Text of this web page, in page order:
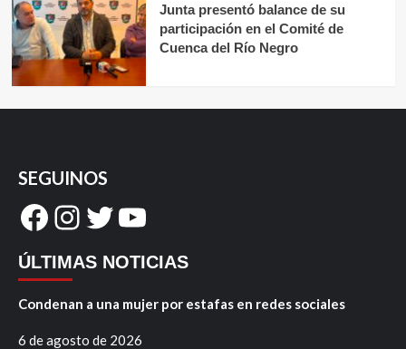
Junta presentó balance de su
participación en el Comité de
Cuenca del Río Negro
SEGUINOS
Facebook
Instagram
Twitter
YouTube
ÚLTIMAS NOTICIAS
Condenan a una mujer por estafas en redes sociales
6 de agosto de 2026